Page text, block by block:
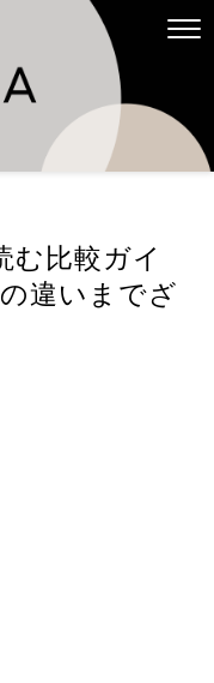
む比較ガイ
違いまでざ